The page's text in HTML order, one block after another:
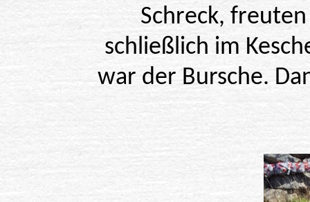
Schreck,
schließlich im
war der Bursche.